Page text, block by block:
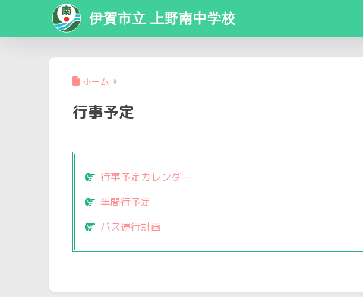
伊賀市立 上野南中学校
ホーム
行事予定
行事予定カレンダー
年間行予定
バス運行計画